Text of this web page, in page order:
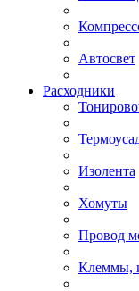
Автосвет
Расходники
Изолента
Хомуты
Провод
Клеммы,